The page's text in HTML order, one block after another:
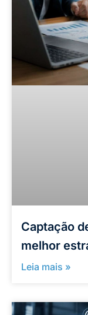
Captação
melhor
Leia mais »